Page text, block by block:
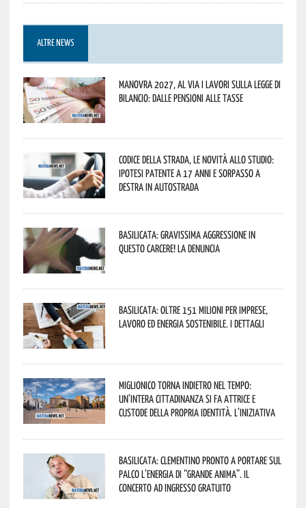
ALTRE NEWS
Manovra 2027, al via i lavori sulla Legge di
Bilancio: dalle pensioni alle tasse
Codice della strada, le novità allo studio:
ipotesi patente a 17 anni e sorpasso a
destra in autostrada
Basilicata: gravissima aggressione in
questo Carcere! La denuncia
Basilicata: oltre 151 milioni per imprese,
lavoro ed energia sostenibile. I dettagli
Miglionico torna indietro nel tempo:
un’intera cittadinanza si fa attrice e
custode della propria identità. L’iniziativa
Basilicata: Clementino pronto a portare sul
palco l’energia di “Grande Anima”. Il
concerto ad ingresso gratuito